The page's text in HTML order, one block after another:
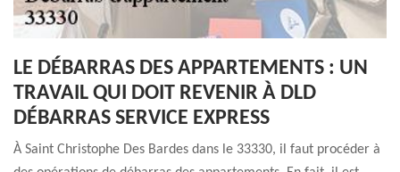
LE DÉBARRAS DES APPARTEMENTS : UN
TRAVAIL QUI DOIT REVENIR À DLD
DÉBARRAS SERVICE EXPRESS
À Saint Christophe Des Bardes dans le 33330, il faut procéder à